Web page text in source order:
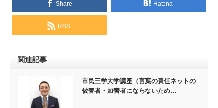
Share Hatena
RSS
関連記事
市民三学大学講座（言葉の責任ネットの
被害者・加害者にならないため…